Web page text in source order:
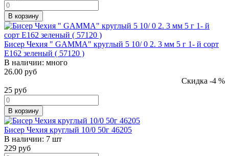
В корзину
Бисер Чехия " GAMMA" круглый 5 10/ 0 2. 3 мм 5 г 1- й сорт
E162 зеленый ( 57120 )
В наличии: много
26.00 руб
Скидка -4 %
25 руб
В корзину
Бисер Чехия круглый 10/0 50г 46205
В наличии: 7 шт
229 руб